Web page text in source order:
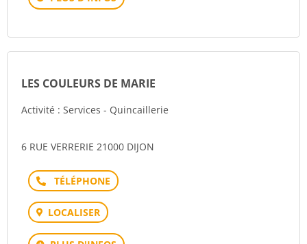
LES COULEURS DE MARIE
Activité : Services - Quincaillerie
6 RUE VERRERIE 21000 DIJON
Téléphone
LOCALISER